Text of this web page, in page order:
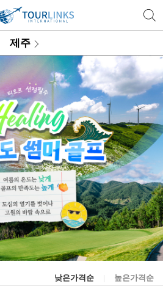
투어링스 | 행복한 골프 여행의
제주
높은가격순
|
낮은가격순